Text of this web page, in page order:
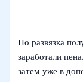
Но развязка
заработали
затем уже в